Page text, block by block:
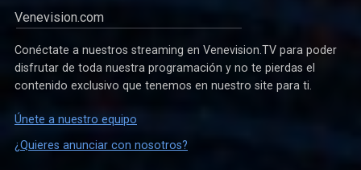
Venevision.com
Conéctate a nuestros streaming en Venevision.TV para poder
disfrutar de toda nuestra programación y no te pierdas el
contenido exclusivo que tenemos en nuestro site para ti.
Únete a nuestro equipo
¿Quieres anunciar con nosotros?